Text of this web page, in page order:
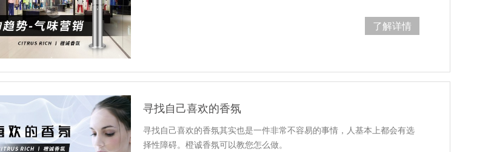
了解详情
寻找自己喜欢的香氛
寻找自己喜欢的香氛其实也是一件非常不容易的事情，人基本上都会有选
择性障碍。橙诚香氛可以教您怎么做。